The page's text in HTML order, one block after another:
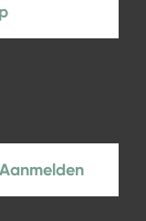
Aanmelden